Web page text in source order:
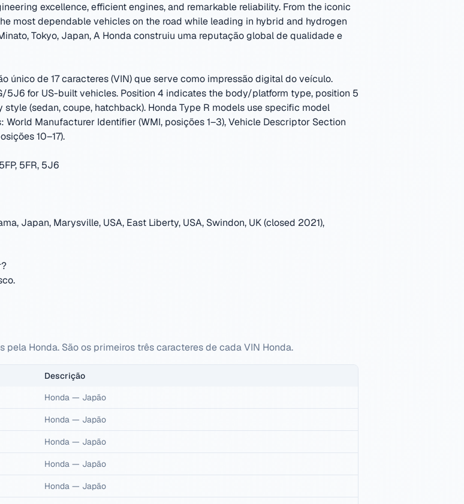
excellence, efficient engines, and remarkable reliability. From the iconic
most dependable vehicles on the road while leading in hybrid and hydrogen
Tokyo, Japan,A Honda construiu uma reputação global de qualidade e
único de 17 caracteres (VIN) que serve como impressão digital do veículo.
5J6 for US-built vehicles. Position 4 indicates the body/platform type, position 5
(sedan, coupe, hatchback). Honda Type R models use specific model
Manufacturer Identifier (WMI, posições 1–3), Vehicle Descriptor Section
10–17).
5FR, 5J6
Japan, Marysville, USA, East Liberty, USA, Swindon, UK (closed 2021),
Honda. São os primeiros três caracteres de cada VIN Honda.
Descrição
Honda — Japão
Honda — Japão
Honda — Japão
Honda — Japão
Honda — Japão